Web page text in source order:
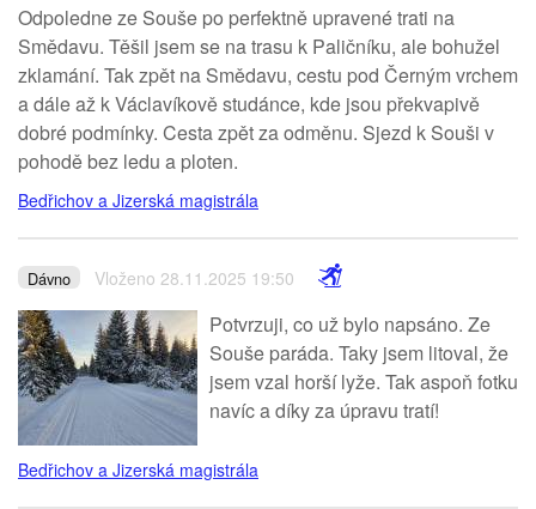
Odpoledne ze Souše po perfektně upravené trati na
Smědavu. Těšil jsem se na trasu k Paličníku, ale bohužel
zklamání. Tak zpět na Smědavu, cestu pod Černým vrchem
a dále až k Václavíkově studánce, kde jsou překvapivě
dobré podmínky. Cesta zpět za odměnu. Sjezd k Souši v
pohodě bez ledu a ploten.
Bedřichov a Jizerská magistrála
Dávno Vloženo 28.11.2025 19:50
Potvrzuji, co už bylo napsáno. Ze
Souše paráda. Taky jsem litoval, že
jsem vzal horší lyže. Tak aspoň fotku
navíc a díky za úpravu tratí!
Bedřichov a Jizerská magistrála